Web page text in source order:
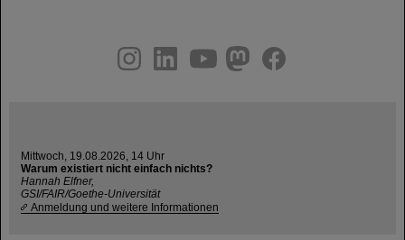
youtube
helmholtz.social
facebook
Mittwoch, 19.08.2026, 14 Uhr
Warum existiert nicht einfach nichts?
Hannah Elfner,
GSI/FAIR/Goethe-Universität
Anmeldung und weitere Informationen